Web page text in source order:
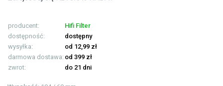
producent:
Hifi Filter
dostępność:
dostępny
wysyłka:
od 12,99 zł
darmowa dostawa: od 399 zł
zwrot:
do 21 dni